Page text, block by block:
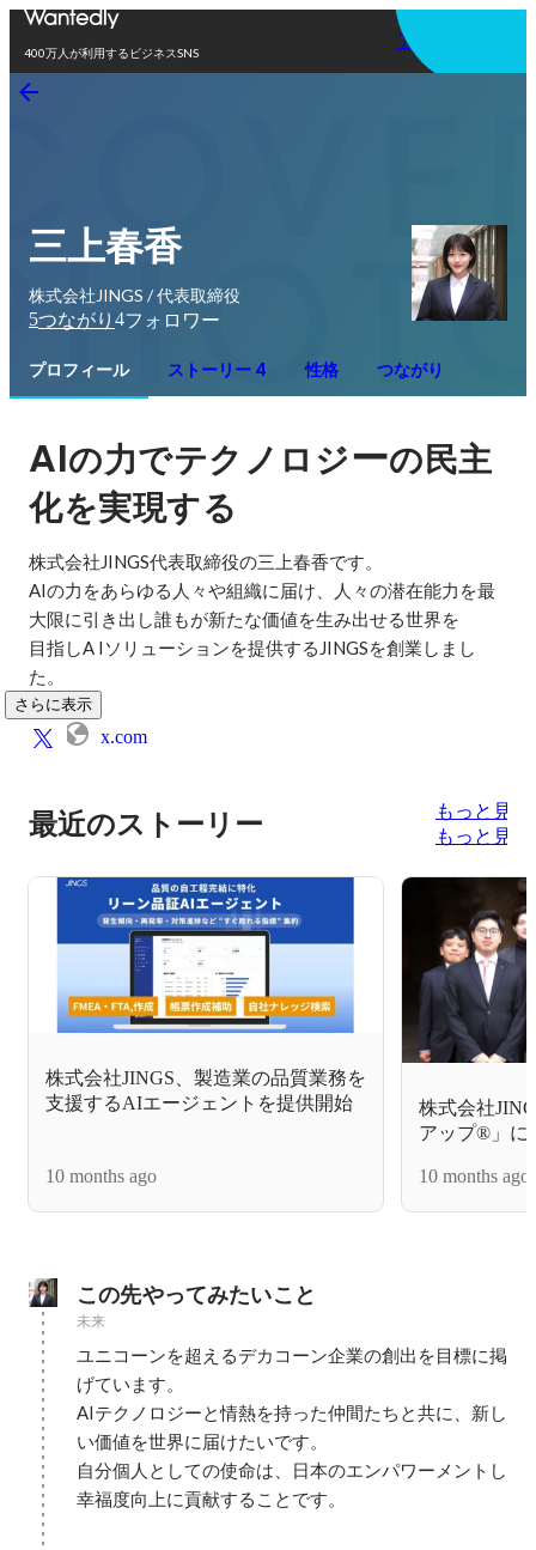
400万人が利用するビジネスSNS
アプリを使う
三上春香
株式会社JINGS / 代表取締役
5つながり 4フォロワー
プロフィール ストーリー 4 性格 つながり
AIの力でテクノロジーの民主
化を実現する
株式会社JINGS代表取締役の三上春香です。
AIの力をあらゆる人々や組織に届け、人々の潜在能力を最
大限に引き出し誰もが新たな価値を生み出せる世界を
目指しA Iソリューションを提供するJINGSを創業しまし
た。
さらに表示
x.com
最近のストーリー
もっと見る
もっと見る
株式会社JINGS、製造業の品質業務を
支援するAIエージェントを提供開始
10 months ago
株式会社
アップ®︎」に
10 months ago
この先やってみたいこと
未来
ユニコーンを超えるデカコーン企業の創出を目標に掲
げています。
AIテクノロジーと情熱を持った仲間たちと共に、新し
い価値を世界に届けたいです。
自分個人としての使命は、日本のエンパワーメントし
幸福度向上に貢献することです。